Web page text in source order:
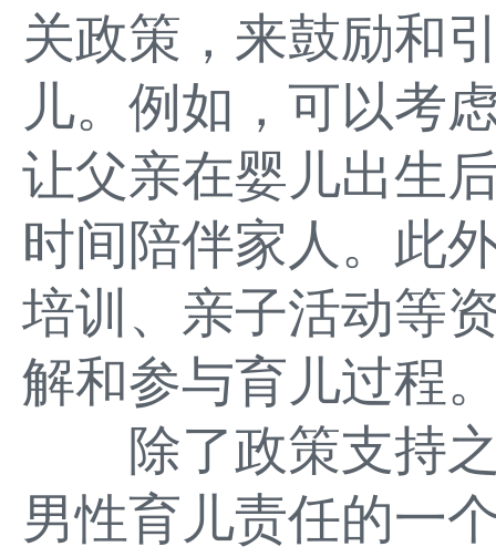
关政策，来鼓励和
儿。例如，可以考
让父亲在婴儿出生
时间陪伴家人。此
培训、亲子活动等
解和参与育儿过程
除了政策支持之
男性育儿责任的一